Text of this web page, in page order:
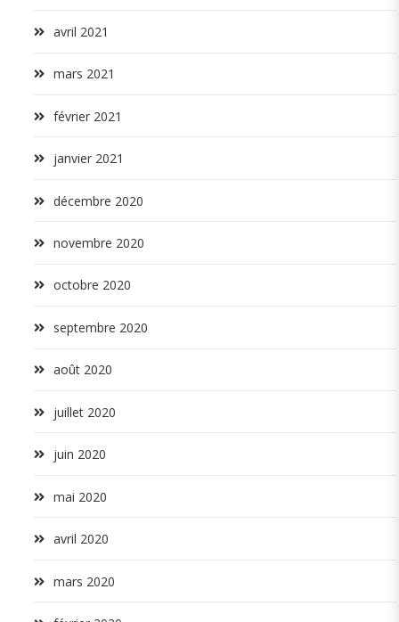
avril 2021
mars 2021
février 2021
janvier 2021
décembre 2020
novembre 2020
octobre 2020
septembre 2020
août 2020
juillet 2020
juin 2020
mai 2020
avril 2020
mars 2020